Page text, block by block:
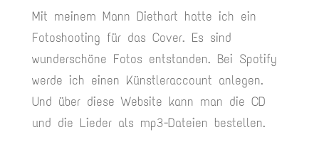
Mit meinem Mann Diethart hatte ich ein
Fotoshooting für das Cover. Es sind
wunderschöne Fotos entstanden. Bei Spotify
werde ich einen Künstleraccount anlegen.
Und über diese Website kann man die CD
und die Lieder als mp3-Dateien bestellen.